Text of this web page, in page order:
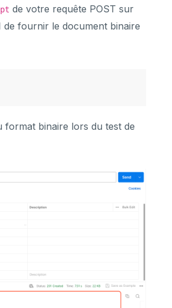
de votre requête POST sur
de fournir le document binaire
format binaire lors du test de